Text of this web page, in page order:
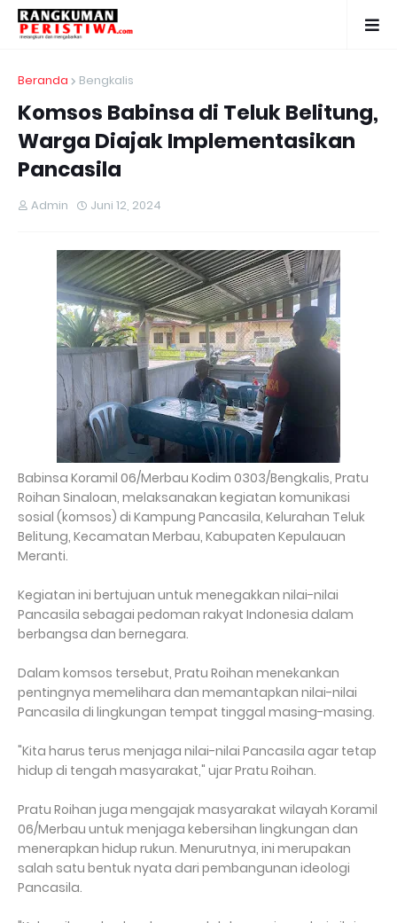
Beranda Bengkalis
Komsos Babinsa di Teluk Belitung,
Warga Diajak Implementasikan
Pancasila
Admin Juni 12, 2024
Babinsa Koramil 06/Merbau Kodim 0303/Bengkalis, Pratu
Roihan Sinaloan, melaksanakan kegiatan komunikasi
sosial (komsos) di Kampung Pancasila, Kelurahan Teluk
Belitung, Kecamatan Merbau, Kabupaten Kepulauan
Meranti.
Kegiatan ini bertujuan untuk menegakkan nilai-nilai
Pancasila sebagai pedoman rakyat Indonesia dalam
berbangsa dan bernegara.
Dalam komsos tersebut, Pratu Roihan menekankan
pentingnya memelihara dan memantapkan nilai-nilai
Pancasila di lingkungan tempat tinggal masing-masing.
"Kita harus terus menjaga nilai-nilai Pancasila agar tetap
hidup di tengah masyarakat," ujar Pratu Roihan.
Pratu Roihan juga mengajak masyarakat wilayah Koramil
06/Merbau untuk menjaga kebersihan lingkungan dan
menerapkan hidup rukun. Menurutnya, ini merupakan
salah satu bentuk nyata dari pembangunan ideologi
Pancasila.